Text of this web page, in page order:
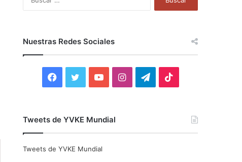
Nuestras Redes Sociales
F
c
i
Y
u
I
T
Tweets de YVKE Mundial
Tweets de YVKE Mundial